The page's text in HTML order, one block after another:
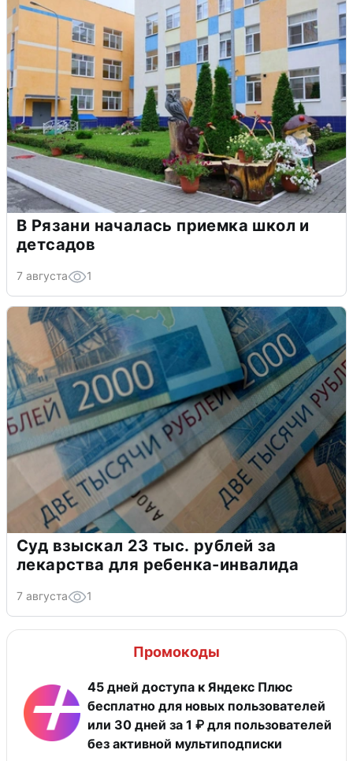
В Рязани началась приемка школ и
детсадов
7 августа 1
Суд взыскал 23 тыс. рублей за
лекарства для ребенка-инвалида
7 августа 1
Промокоды
45 дней доступа к Яндекс Плюс
бесплатно для новых пользователей
или 30 дней за 1 ₽ для пользователей
без активной мультиподписки